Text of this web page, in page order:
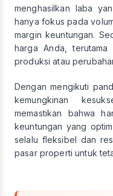
menghasilkan laba
hanya fokus pada
margin keuntungan.
harga Anda,
produksi atau
Dengan mengikuti
kemungkinan
memastikan bahwa
keuntungan yang
selalu fleksibel dan
pasar properti untuk